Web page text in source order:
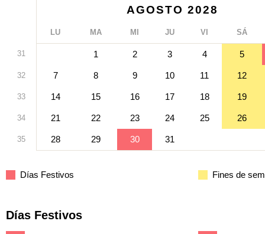
AGOSTO 2028
LU MA MI JU VI SÁ
31 1 2 3 4 5
32 7 8 9 10 11 12
33 14 15 16 17 18 19
34 21 22 23 24 25 26
35 28 29 30 31
Días Festivos Fines de
Días Festivos